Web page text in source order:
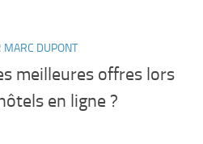
MARC DUPONT
meilleures offres lors
en ligne ?